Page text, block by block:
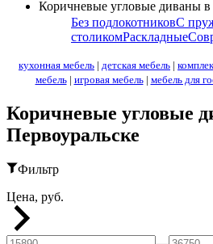
Коричневые угловые диваны в
Без подлокотниковС
столикомРаскладные
кухонная мебель | детская мебель |
мебель| игровая мебель| мебель для
Коричневые угловые
Первоуральске
Фильтр
Цена, руб.